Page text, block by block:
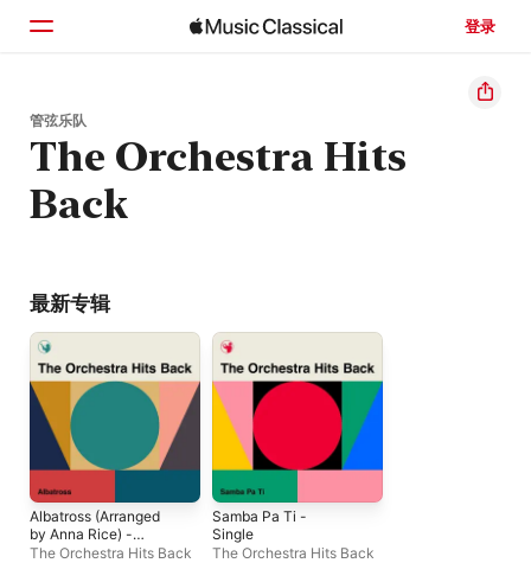
登录
主页
浏览
搜索
管弦乐队
The Orchestra Hits
Back
最新专辑
Albatross (Arranged
by Anna Rice) -
Single
The Orchestra Hits Back
Samba Pa Ti -
Single
The Orchestra Hits Back